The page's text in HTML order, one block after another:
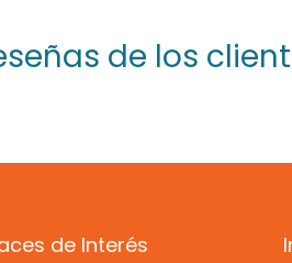
de los
de Interés